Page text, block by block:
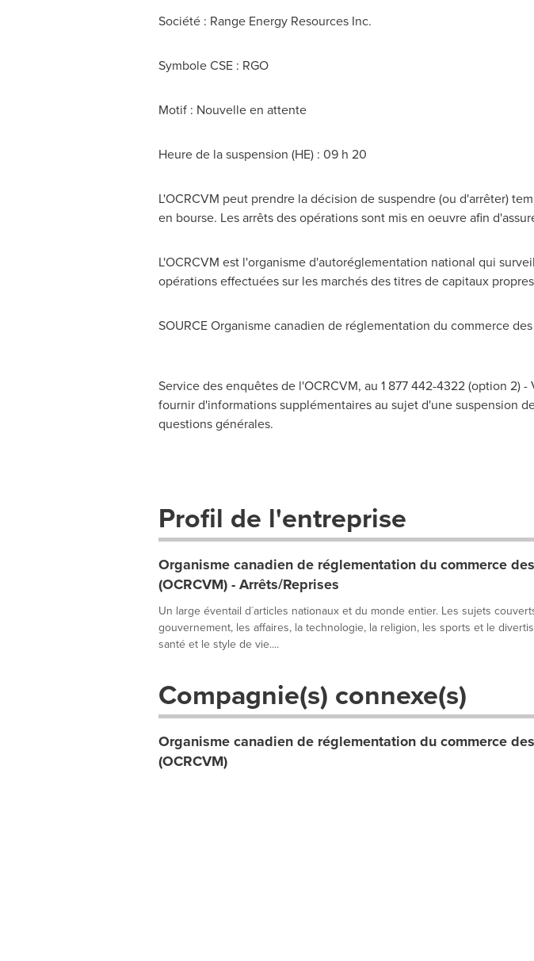
Société : Range Energy Resources Inc.
Symbole CSE : RGO
Motif : Nouvelle en attente
Heure de la suspension (HE) : 09 h 20
L'OCRCVM peut prendre la décision de suspendre (ou d'arrêter)
en bourse. Les arrêts des opérations sont mis en oeuvre afin
L'OCRCVM est l'organisme d'autoréglementation national qui
opérations effectuées sur les marchés des titres de capitaux
SOURCE Organisme canadien de réglementation du commerce
Service des enquêtes de l'OCRCVM, au 1 877 442-4322 (option
fournir d'informations supplémentaires au sujet d'une suspension
questions générales.
Profil de l'entreprise
Organisme canadien de réglementation du commerce
(OCRCVM) - Arrêts/Reprises
Un large éventail d´articles nationaux et du monde entier. Les sujets
gouvernement, les affaires, la technologie, la religion, les sports et le
santé et le style de vie....
Compagnie(s) connexe(s)
Organisme canadien de réglementation du commerce
(OCRCVM)